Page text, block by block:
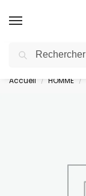
livraison gratuite
Accueil / HOMME /